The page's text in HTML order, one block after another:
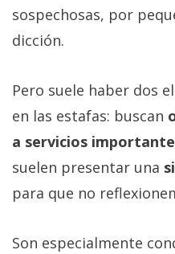
sospechosas, por
dicción.
Pero suele haber dos
en las estafas: buscan
a servicios
suelen presentar una
para que no
Son especialmente